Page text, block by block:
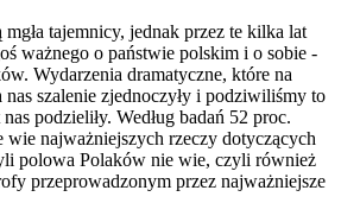
tajemnicy, jednak przez te kilka lat
ważnego o państwie polskim i o sobie -
Wydarzenia dramatyczne, które na
szalenie zjednoczyły i podziwiliśmy to
podzieliły. Według badań 52 proc.
najważniejszych rzeczy dotyczących
polowa Polaków nie wie, czyli również
przeprowadzonym przez najważniejsze